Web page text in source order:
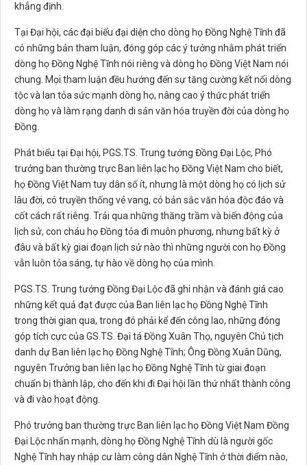
khẳng định.
Tại Đại hội, các đại biểu đại diện cho dòng họ Đồng Nghệ Tĩnh đã
có những bản tham luận, đóng góp các ý tưởng nhằm phát triển
dòng họ Đồng Nghệ Tĩnh nói riêng và dòng họ Đồng Việt Nam nói
chung. Mọi tham luận đều hướng đến sự tăng cường kết nối dòng
tộc và lan tỏa sức mạnh dòng họ, nâng cao ý thức phát triển
dòng họ và làm rạng danh di sản văn hóa truyền đời của dòng họ
Đồng.
Phát biểu tại Đại hội, PGS.TS. Trung tướng Đồng Đại Lộc, Phó
trưởng ban thường trực Ban liên lạc họ Đồng Việt Nam cho biết,
họ Đồng Việt Nam tuy dân số ít, nhưng là một dòng họ có lịch sử
lâu đời, có truyền thống vẻ vang, có bản sắc văn hóa độc đáo và
cốt cách rất riêng. Trải qua những thăng trầm và biến động của
lịch sử, con cháu họ Đồng tỏa đi muôn phương, nhưng bất kỳ ở
đâu và bất kỳ giai đoạn lịch sử nào thì những người con họ Đồng
vẫn luôn tỏa sáng, tự hào về dòng họ của mình.
PGS.TS. Trung tướng Đồng Đại Lộc đã ghi nhận và đánh giá cao
những kết quả đạt được của Ban liên lạc họ Đồng Nghệ Tĩnh
trong thời gian qua, trong đó phải kể đến công lao, những đóng
góp tích cực của GS.TS. Đại tá Đồng Xuân Thọ, nguyên Chủ tịch
danh dự Ban liên lạc họ Đồng Nghệ Tĩnh; Ông Đồng Xuân Dũng,
nguyên Trưởng ban liên lạc họ Đồng Nghệ Tĩnh từ giai đoạn
chuẩn bị thành lập, cho đến khi đi Đại hội lần thứ nhất thành công
và đi vào hoạt động.
Phó trưởng ban thường trực Ban liên lạc họ Đồng Việt Nam Đồng
Đại Lộc nhấn mạnh, dòng họ Đồng Nghệ Tĩnh dù là người gốc
Nghệ Tĩnh hay nhập cư làm công dân Nghệ Tĩnh ở thời điểm nào,